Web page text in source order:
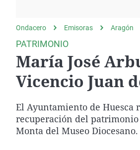
Ondacero Emisoras Aragón
PATRIMONIO
María José
Vicencio Juan
El Ayuntamiento de Huesca
recuperación del patrimonio
Monta del Museo Diocesano.